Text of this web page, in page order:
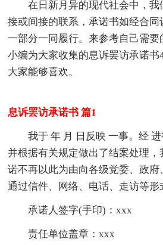
在日新月异的现代社会中，
接或间接的联系，承诺书如经合同
一部分一同履行。来参考自己需
小编为大家收集的息诉罢访承诺
大家能够喜欢。
息诉罢访承诺书 篇1
我于 年 月 日反映 一事。经
并根据有关规定做出了结案处理
诺不再以此为由向各级党委、政府
通过信件、网络、电话、走访等形
承诺人签字(手印)：xxx
责任单位盖章：xxx